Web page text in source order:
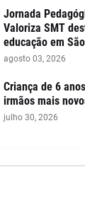
Jornada
Valoriza SMT
educação em
agosto 03, 2026
Criança de 6
irmãos mais
julho 30, 2026